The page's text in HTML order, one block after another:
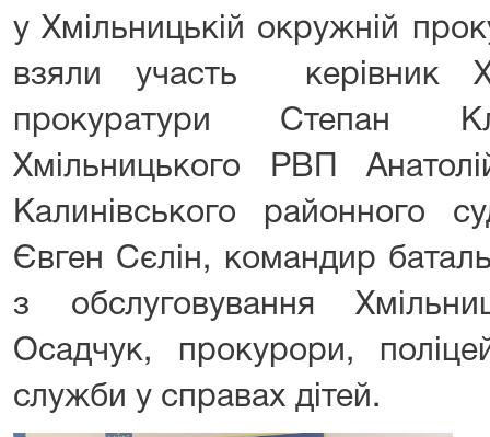
у Хмільницькій окружній
взяли участь керівник
прокуратури Степан
Хмільницького РВП
Калинівського районного
Євген Сєлін, командир
з обслуговування
Осадчук, прокурори,
служби у справах дітей.